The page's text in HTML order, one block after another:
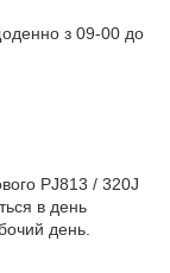
з 09-00 до
PJ813 / 320J
в день
день.